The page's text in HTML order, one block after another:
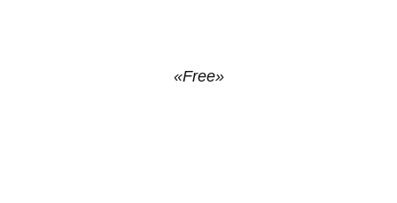
«Free»